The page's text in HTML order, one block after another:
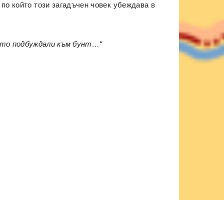
който този загадъчен човек убеждава в
подбуждали към бунт…“